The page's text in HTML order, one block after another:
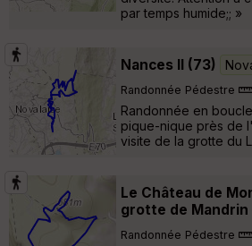
par temps humide;; »
Nances II (73)
Randonnée Pédestre
Randonnée en
pique-nique près de
visite de la grotte du
Le Château de
grotte de Mandrin
Randonnée Pédestre